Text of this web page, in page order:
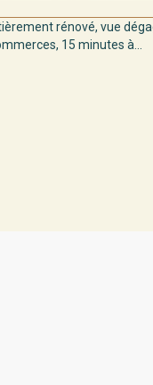
rénové, vue
15 minutes à...